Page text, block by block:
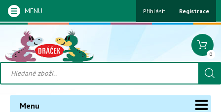
MENU Přihlásit Registrace
0
Menu